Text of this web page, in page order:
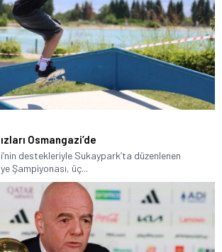
Osmangazi’de
destekleriyle Sukaypark’ta düzenlenen
Şampiyonası, üç...